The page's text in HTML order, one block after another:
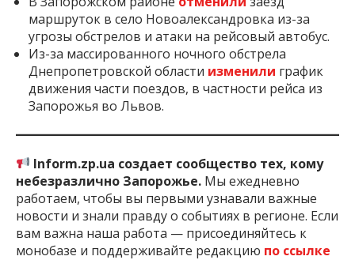
маршруток в село Новоалександровка из-за
угрозы обстрелов и атаки на рейсовый автобус.
Из-за массированного ночного обстрела
Днепропетровской области изменили график
движения части поездов, в частности рейса из
Запорожья во Львов.
Inform.zp.ua создает сообщество тех, кому
небезразлично Запорожье. Мы ежедневно
работаем, чтобы вы первыми узнавали важные
новости и знали правду о событиях в регионе. Если
вам важна наша работа — присоединяйтесь к
монобазе и поддерживайте редакцию по ссылке